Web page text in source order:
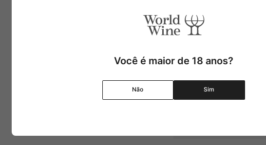
Graduação Alcóolica
Você é maior de 18 anos?
Não Sim